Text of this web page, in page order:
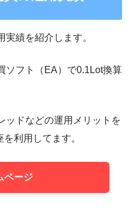
績を紹介します。
ソフト（EA）で0.1Lot換算
ッドなどの運用メリットを
利用してます。
ページ